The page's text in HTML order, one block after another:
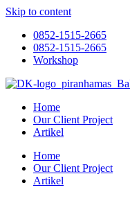
Skip to content
0852-1515-2665
0852-1515-2665
Workshop
Home
Our Client Project
Artikel
Home
Our Client Project
Artikel